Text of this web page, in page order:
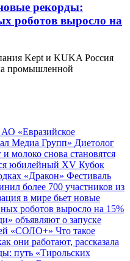
рекорды:
роботов выросло на
Kept и KUKA Россия
промышленной
«Евразийское
Медиа Групп» Диетолог
молоко снова становятся
юбилейный XV Кубок
«Дракон» Фестиваль
более 700 участников из
в мире бьет новые
роботов выросло на 15%
объявляют о запуске
«СОЛО+» Что такое
они работают, рассказала
путь «Тирольских